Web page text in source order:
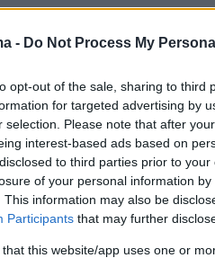
- Do Not Process My
opt-out of the sale, sharing to third
for targeted advertising by
selection. Please note that after
interest-based ads based on
to third parties prior to
of your personal information
This information may also be
Participants that may further
that this website/app uses one or
δημοσίευση στο Instagram.